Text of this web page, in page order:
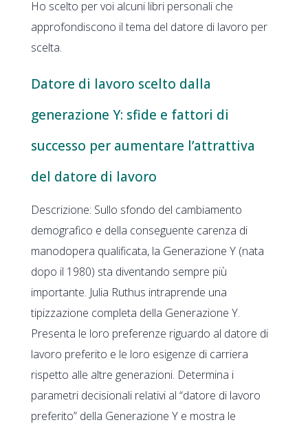
Ho scelto per voi alcuni libri personali che
approfondiscono il tema del datore di lavoro per
scelta.
Datore di lavoro scelto dalla
generazione Y: sfide e fattori di
successo per aumentare l’attrattiva
del datore di lavoro
Descrizione: Sullo sfondo del cambiamento
demografico e della conseguente carenza di
manodopera qualificata, la Generazione Y (nata
dopo il 1980) sta diventando sempre più
importante. Julia Ruthus intraprende una
tipizzazione completa della Generazione Y.
Presenta le loro preferenze riguardo al datore di
lavoro preferito e le loro esigenze di carriera
rispetto alle altre generazioni. Determina i
parametri decisionali relativi al “datore di lavoro
preferito” della Generazione Y e mostra le